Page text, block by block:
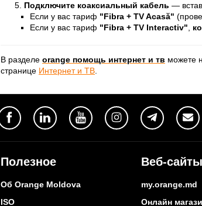
Подключите коаксиальный кабель —
Если у вас тариф "Fibra + TV Acasă"
Если у вас тариф "Fibra + TV Interactiv"
В разделе orange помощь интернет и тв можете
странице Интернет и ТВ
Полезное
Об Orange Moldova
ISO
Веб-сайты
my.orange.md
Онлайн